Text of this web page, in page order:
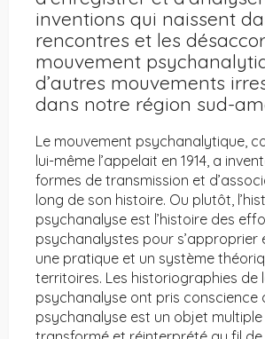
inventions qui naissent
rencontres et les
mouvement
d’autres mouvements
dans notre région sud-
Le mouvement psychanalytique,
lui-même l’appelait en 1914, a
formes de transmission et
long de son histoire. Ou plutôt,
psychanalyse est l’histoire des
psychanalystes pour
une pratique et un système
territoires. Les historiographies de
psychanalyse ont pris conscience
psychanalyse est un objet multiple